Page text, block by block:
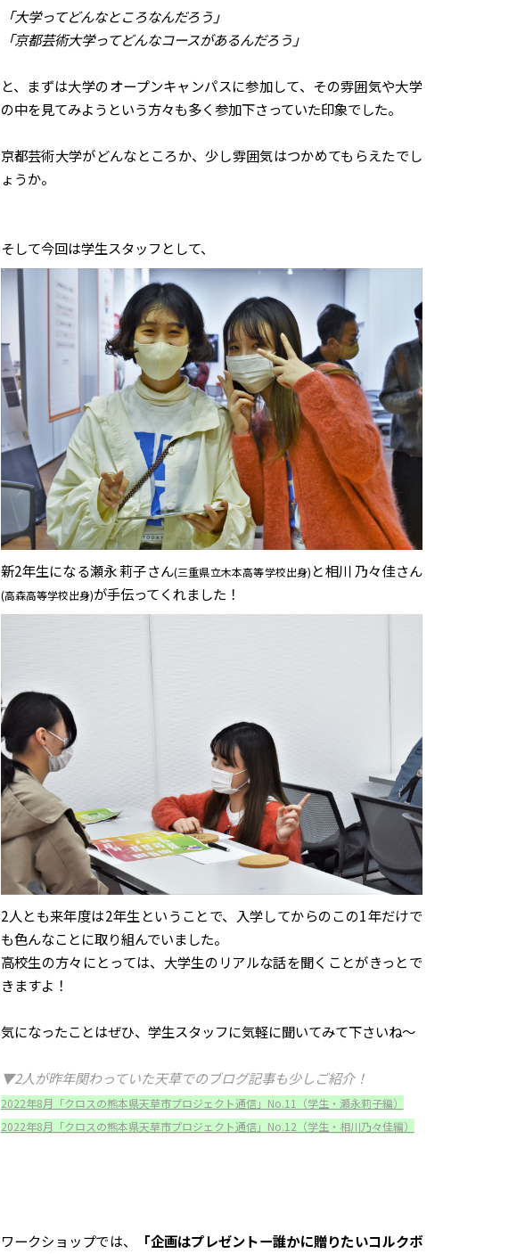
「大学ってどんなところなんだろう」
「京都芸術大学ってどんなコースがあるんだろう」
と、まずは大学のオープンキャンパスに参加して、その雰囲気や大学
の中を見てみようという方々も多く参加下さっていた印象でした。
京都芸術大学がどんなところか、少し雰囲気はつかめてもらえたでし
ょうか。
そして今回は学生スタッフとして、
新2年生になる瀬永 莉子さん(三重県立木本高等学校出身) と相川 乃々佳さん
(高森高等学校出身)が手伝ってくれました！
2人とも来年度は2年生ということで、入学してからのこの1年だけで
も色んなことに取り組んでいました。
高校生の方々にとっては、大学生のリアルな話を聞くことがきっとで
きますよ！
気になったことはぜひ、学生スタッフに気軽に聞いてみて下さいね～
▼2人が昨年関わっていた天草でのブログ記事も少しご紹介！
2022年8月「クロスの熊本県天草市プロジェクト通信」No.11（学生・瀬永莉子編）
2022年8月「クロスの熊本県天草市プロジェクト通信」No.12（学生・相川乃々佳編）
ワークショップでは、
「企画はプレゼントー誰かに贈りたいコルクボ